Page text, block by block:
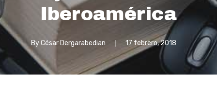
Iberoamérica
ByCésar Dergarabedian 17 febrero, 2018